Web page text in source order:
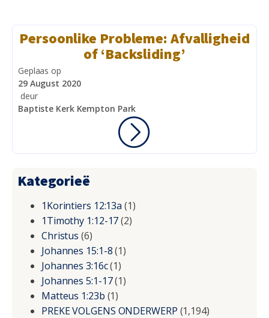
Persoonlike Probleme: Afvalligheid
of ‘Backsliding’
Geplaas op
29 August 2020
deur
Baptiste Kerk Kempton Park
Kategorieë
1Korintiers 12:13a (1)
1Timothy 1:12-17(2)
Christus (6)
Johannes 15:1-8(1)
Johannes 3:16c(1)
Johannes 5:1-17(1)
Matteus 1:23b (1)
PREKE VOLGENS ONDERWERP (1,194)